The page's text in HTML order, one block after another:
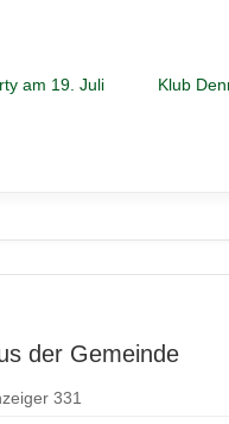
am 19. Juli
Klub
der Gemeinde
331